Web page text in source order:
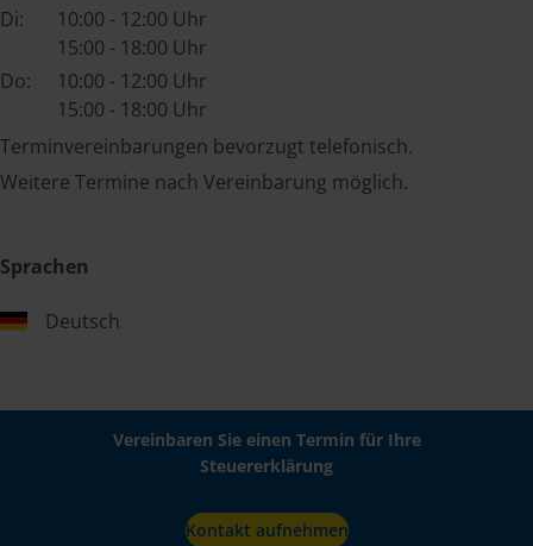
Di:
10:00 - 12:00 Uhr
15:00 - 18:00 Uhr
Do:
10:00 - 12:00 Uhr
15:00 - 18:00 Uhr
Terminvereinbarungen bevorzugt telefonisch.
Weitere Termine nach Vereinbarung möglich.
Sprachen
Deutsch
Vereinbaren Sie einen Termin für Ihre
Steuererklärung
Kontakt aufnehmen